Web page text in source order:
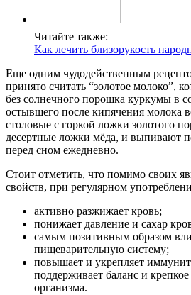
Читайте также:
Как лечить близорукость
Еще одним чудодейственным
принято считать “золотое молоко”,
без солнечного порошка куркумы в
остывшего после кипячения молока
столовые с горкой ложки золотого
десертные ложки мёда, и выпивают
перед сном ежедневно.
Стоит отметить, что помимо своих
свойств, при регулярном
активно разжижает кровь;
понижает давление и сахар
самым позитивным образом
пищеварительную систему;
повышает и укрепляет
поддерживает баланс и крепкое
организма.